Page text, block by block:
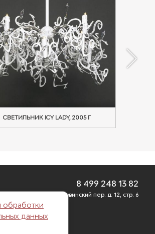
СВЕТИЛЬНИК ICY LADY, 2005 Г
обработки
данных
8 499 248 13 82
г. Москва, Б. Саввинский пер. д. 12, стр. 6